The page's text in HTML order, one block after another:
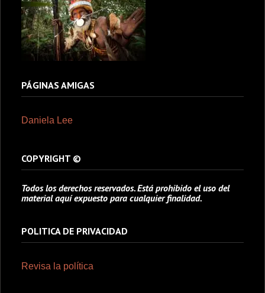
PÁGINAS AMIGAS
Daniela Lee
COPYRIGHT ©
Todos los derechos reservados. Está prohibido el uso del
material aquí expuesto para cualquier finalidad.
POLITICA DE PRIVACIDAD
Revisa la política